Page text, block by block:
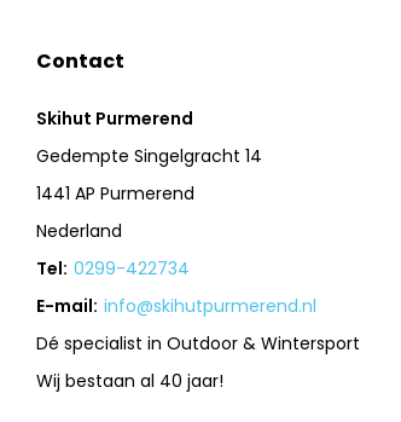
Contact
Skihut Purmerend
Gedempte Singelgracht 14
1441 AP Purmerend
Nederland
Tel: 0299-422734
E-mail: info@skihutpurmerend.nl
Dé specialist in Outdoor & Wintersport
Wij bestaan al 40 jaar!